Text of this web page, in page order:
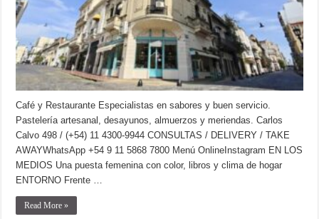
Café y Restaurante Especialistas en sabores y buen servicio.
Pastelería artesanal, desayunos, almuerzos y meriendas. Carlos
Calvo 498 / (+54) 11 4300-9944 CONSULTAS / DELIVERY / TAKE
AWAYWhatsApp +54 9 11 5868 7800 Menú OnlineInstagram EN LOS
MEDIOS Una puesta femenina con color, libros y clima de hogar
ENTORNO Frente …
Read More »